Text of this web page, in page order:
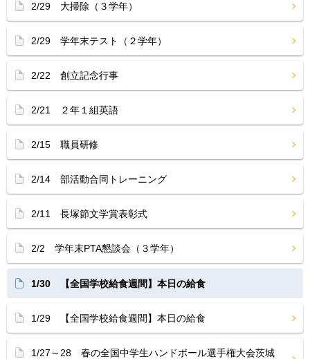
2/29 大掃除（３学年）
2/29 学年末テスト（２学年）
2/22 創立記念行事
2/21 ２年１組英語
2/15 職員研修
2/14 部活動合同トレーニング
2/11 長塚節文学賞表彰式
2/2 学年末PTA懇談会（３学年）
1/30 【全国学校給食週間】本日の給食
1/29 【全国学校給食週間】本日の給食
1/27～28 春の全国中学生ハンドボール選手権大会茨城